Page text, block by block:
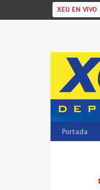
XEU EN VIVO
Portada